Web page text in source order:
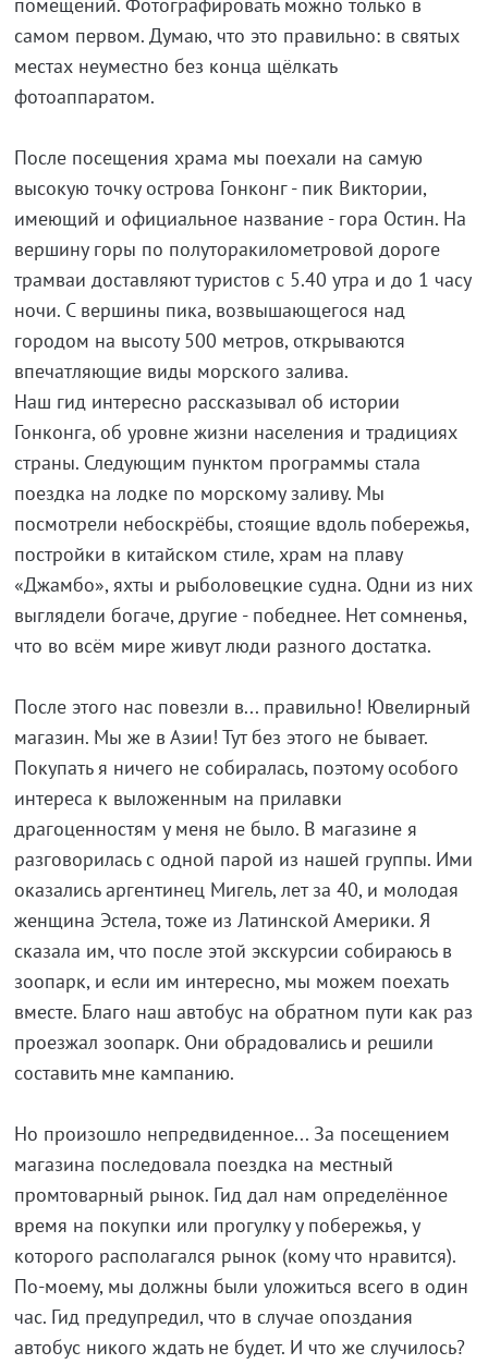
самом первом. Думаю, что это правильно: в святых
местах неуместно без конца щёлкать
фотоаппаратом.
После посещения храма мы поехали на самую
высокую точку острова Гонконг - пик Виктории,
имеющий и официальное название - гора Остин. На
вершину горы по полуторакилометровой дороге
трамваи доставляют туристов с 5.40 утра и до 1 часу
ночи. С вершины пика, возвышающегося над
городом на высоту 500 метров, открываются
впечатляющие виды морского залива.
Наш гид интересно рассказывал об истории
Гонконга, об уровне жизни населения и традициях
страны. Следующим пунктом программы стала
поездка на лодке по морскому заливу. Мы
посмотрели небоскрёбы, стоящие вдоль побережья,
постройки в китайском стиле, храм на плаву
«Джамбо», яхты и рыболовецкие судна. Одни из них
выглядели богаче, другие - победнее. Нет сомненья,
что во всём мире живут люди разного достатка.
После этого нас повезли в... правильно! Ювелирный
магазин. Мы же в Азии! Тут без этого не бывает.
Покупать я ничего не собиралась, поэтому особого
интереса к выложенным на прилавки
драгоценностям у меня не было. В магазине я
разговорилась с одной парой из нашей группы. Ими
оказались аргентинец Мигель, лет за 40, и молодая
женщина Эстела, тоже из Латинской Америки. Я
сказала им, что после этой экскурсии собираюсь в
зоопарк, и если им интересно, мы можем поехать
вместе. Благо наш автобус на обратном пути как раз
проезжал зоопарк. Они обрадовались и решили
составить мне кампанию.
Но произошло непредвиденное... За посещением
магазина последовала поездка на местный
промтоварный рынок. Гид дал нам определённое
время на покупки или прогулку у побережья, у
которого располагался рынок (кому что нравится).
По-моему, мы должны были уложиться всего в один
час. Гид предупредил, что в случае опоздания
автобус никого ждать не будет. И что же случилось?